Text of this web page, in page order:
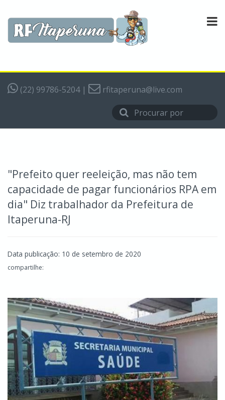
(22) 99786-5204| rfitaperuna@live.com
"Prefeito quer reeleição, mas não tem
capacidade de pagar funcionários RPA em
dia" Diz trabalhador da Prefeitura de
Itaperuna-RJ
Data publicação: 10 de setembro de 2020
compartilhe: